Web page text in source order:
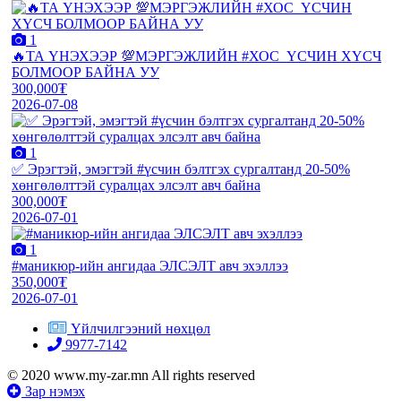
1
🔥ТА ҮНЭХЭЭР 💯МЭРГЭЖЛИЙН #ХОС_ҮСЧИН ХҮСЧ
БОЛМООР БАЙНА УУ
300,000₮
2026-07-08
1
✅ Эрэгтэй, эмэгтэй #үсчин бэлтгэх сургалтанд 20-50%
хөнгөлөлттэй суралцах элсэлт авч байна
300,000₮
2026-07-01
1
#маникюр-ийн ангидаа ЭЛСЭЛТ авч эхэллээ
350,000₮
2026-07-01
Үйлчилгээний нөхцөл
9977-7142
© 2020 www.my-zar.mn All rights reserved
Зар нэмэх